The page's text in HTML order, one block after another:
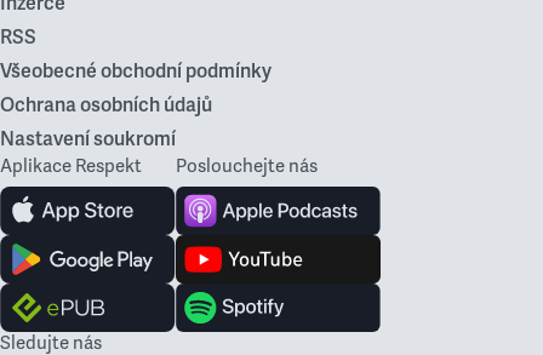
RSS
Všeobecné obchodní podmínky
Ochrana osobních údajů
Nastavení soukromí
Aplikace Respekt Poslouchejte nás
Sledujte nás